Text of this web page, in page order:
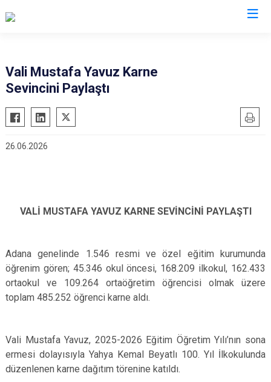
Vali Mustafa Yavuz Karne
Sevincini Paylaştı
26.06.2026
VALİ MUSTAFA YAVUZ KARNE SEVİNCİNİ PAYLAŞTI
Adana genelinde 1.546 resmi ve özel eğitim kurumunda
öğrenim gören; 45.346 okul öncesi, 168.209 ilkokul, 162.433
ortaokul ve 109.264 ortaöğretim öğrencisi olmak üzere
toplam 485.252 öğrenci karne aldı.
Vali Mustafa Yavuz, 2025-2026 Eğitim Öğretim Yılı’nın sona
ermesi dolayısıyla Yahya Kemal Beyatlı 100. Yıl İlkokulunda
düzenlenen karne dağıtım törenine katıldı.